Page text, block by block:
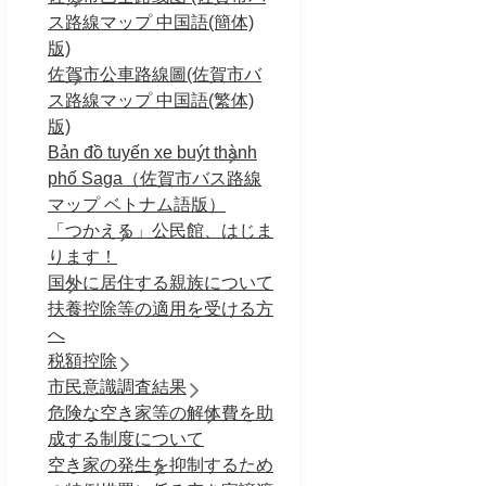
ス路線マップ 中国語(簡体)
版)
佐賀市公車路線圖(佐賀市バ
ス路線マップ 中国語(繁体)
版)
Bản đồ tuyến xe buýt thành
phố Saga（佐賀市バス路線
マップ ベトナム語版）
「つかえる」公民館、はじま
ります！
国外に居住する親族について
扶養控除等の適用を受ける方
へ
税額控除
市民意識調査結果
危険な空き家等の解体費を助
成する制度について
空き家の発生を抑制するため